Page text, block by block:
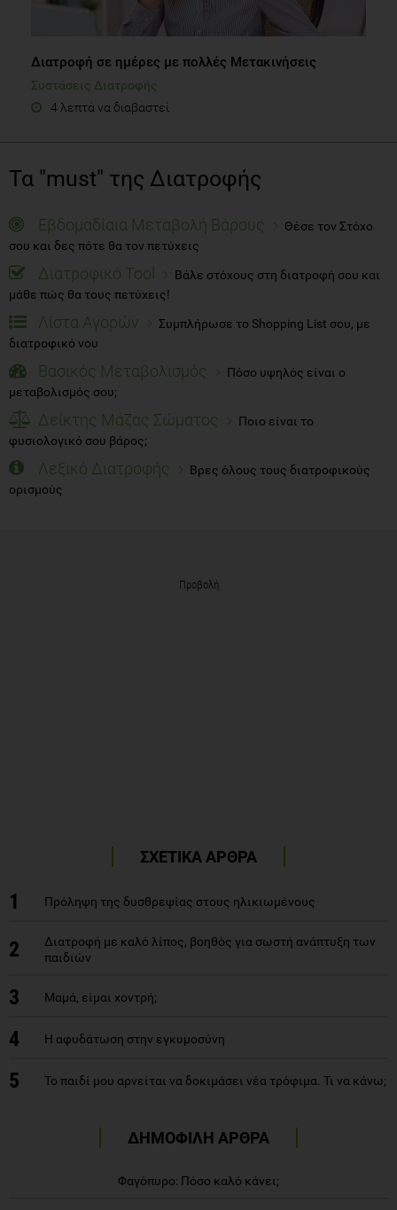
Διατροφή σε ημέρες με πολλές Μετακινήσεις
Συστάσεις Διατροφής
4 λεπτά να διαβαστεί
Τα "must" της Διατροφής
Εβδομαδίαια Μεταβολή Βάρους
Θέσε τον Στόχο
σου και δες πότε θα τον πετύχεις
Διατροφικό Tool
Βάλε στόχους στη διατροφή σου και
μάθε πώς θα τους πετύχεις!
Λίστα Αγορών
Συμπλήρωσε το Shopping List σου, με
διατροφικό νου
Βασικός Μεταβολισμός
Πόσο υψηλός είναι ο
μεταβολισμός σου;
Δείκτης Μάζας Σώματος
Ποιο είναι το
φυσιολογικό σου βάρος;
Λεξικό Διατροφής
Βρες όλους τους διατροφικούς
ορισμούς
Προβολή
ΣΧΕΤΙΚΑ ΑΡΘΡΑ
1 Πρόληψη της δυσθρεψίας στους ηλικιωμένους
2
Διατροφή με καλό λίπος, βοηθός για σωστή ανάπτυξη των
παιδιών
3 Μαμά, είμαι χοντρή;
4 Η αφυδάτωση στην εγκυμοσύνη
5 Το παιδί μου αρνείται να δοκιμάσει νέα τρόφιμα. Τι να κάνω;
ΔΗΜΟΦΙΛΗ ΑΡΘΡΑ
Φαγόπυρο: Πόσο καλό κάνει;